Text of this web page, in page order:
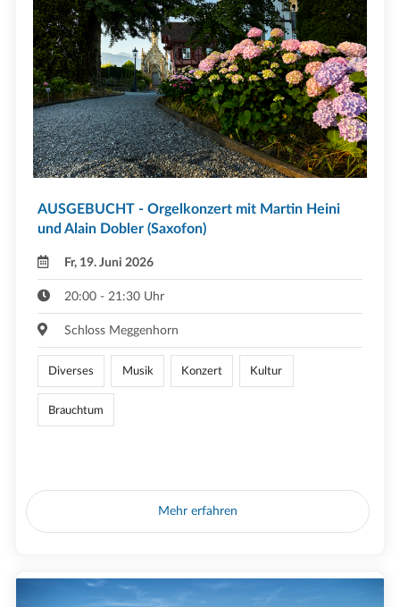
AUSGEBUCHT - Orgelkonzert mit Martin Heini
und Alain Dobler (Saxofon)
Fr, 19. Juni 2026
20:00 - 21:30 Uhr
Schloss Meggenhorn
Diverses Musik Konzert Kultur
Brauchtum
Mehr erfahren